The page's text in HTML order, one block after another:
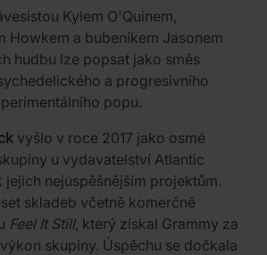
Kylem O'Quinem,
Howkem a bubeníkem Jasonem
hudbu lze popsat jako směs
a progresivního
popu.
vyšlo v roce 2017 jako osmé
u vydavatelství Atlantic
jejich nejúspěšnějším projektům.
skladeb včetně komerčně
Feel It Still, který získal Grammy za
skupiny. Úspěchu se dočkala